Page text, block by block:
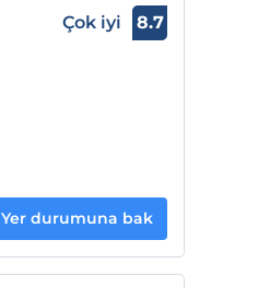
Çok iyi 8.7
Yer durumuna bak